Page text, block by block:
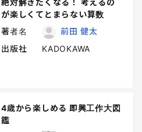
絶対解きたくなる！ 考えるの
が楽しくてとまらない算数
著者名
前田 健太
出版社
KADOKAWA
4歳から楽しめる 即興工作大図
鑑